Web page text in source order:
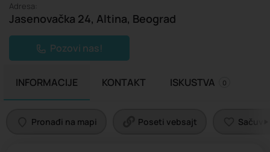
Adresa:
Jasenovačka 24, Altina, Beograd
Pozovi nas!
INFORMACIJE KONTAKT ISKUSTVA 0
Pronađi na mapi Poseti vebsajt